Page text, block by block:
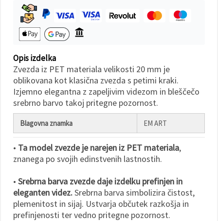
Opis izdelka
Zvezda iz PET materiala velikosti 20 mm je
oblikovana kot klasična zvezda s petimi kraki.
Izjemno elegantna z zapeljivim videzom in bleščečo
srebrno barvo takoj pritegne pozornost.
Blagovna znamka EM ART
• Ta model zvezde je narejen iz PET materiala,
znanega po svojih edinstvenih lastnostih.
• Srebrna barva zvezde daje izdelku prefinjen in
eleganten videz.Srebrna barva simbolizira čistost,
plemenitost in sijaj. Ustvarja občutek razkošja in
prefinjenosti ter vedno pritegne pozornost.